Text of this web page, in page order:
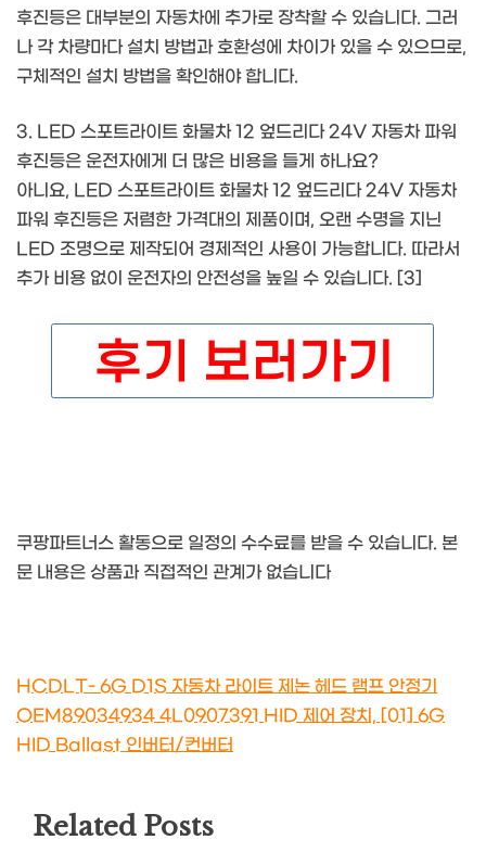
후진등은 대부분의 자동차에 추가로 장착할 수 있습니다. 그러
나 각 차량마다 설치 방법과 호환성에 차이가 있을 수 있으므로,
구체적인 설치 방법을 확인해야 합니다.
3. LED 스포트라이트 화물차 12 엎드리다 24V 자동차 파워
후진등은 운전자에게 더 많은 비용을 들게 하나요?
아니요, LED 스포트라이트 화물차 12 엎드리다 24V 자동차
파워 후진등은 저렴한 가격대의 제품이며, 오랜 수명을 지닌
LED 조명으로 제작되어 경제적인 사용이 가능합니다. 따라서
추가 비용 없이 운전자의 안전성을 높일 수 있습니다. [3]
쿠팡파트너스 활동으로 일정의 수수료를 받을 수 있습니다. 본
문 내용은 상품과 직접적인 관계가 없습니다
HCDLT- 6G D1S 자동차 라이트 제논 헤드 램프 안정기
OEM89034934 4L0907391 HID 제어 장치, [01] 6G
HID Ballast 인버터/컨버터
Related Posts